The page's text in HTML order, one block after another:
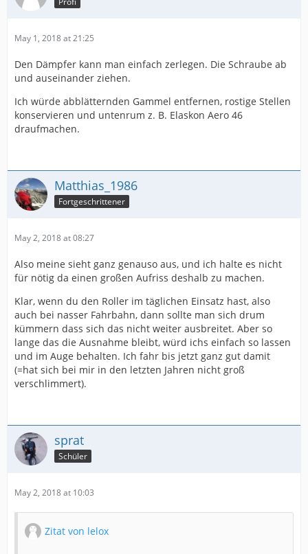
May 1, 2018 at 21:25
Den Dämpfer kann man einfach zerlegen. Die Schraube ab
und auseinander ziehen.
Ich würde abblätternden Gammel entfernen, rostige Stellen
konservieren und untenrum z. B. Elaskon Aero 46
draufmachen.
Matthias_1986
Fortgeschrittener
May 2, 2018 at 08:27
Also meine sieht ganz genauso aus, und ich halte es nicht
für nötig da einen großen Aufriss deshalb zu machen.
Klar, wenn du den Roller im täglichen Einsatz hast, also
auch bei nasser Fahrbahn, dann sollte man sich drum
kümmern dass sich das nicht weiter ausbreitet. Aber so
lange das die Ausnahme bleibt, würd ichs einfach so lassen
und im Auge behalten. Ich fahr bis jetzt ganz gut damit
(=hat sich bei mir in den letzten Jahren nicht groß
verschlimmert).
sprat
Schüler
May 2, 2018 at 10:03
Zitat von lelox